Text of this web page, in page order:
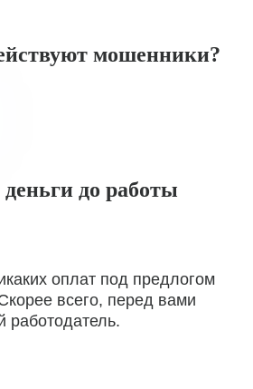
мошенники?
до работы
оплат под предлогом
всего, перед вами
работодатель.